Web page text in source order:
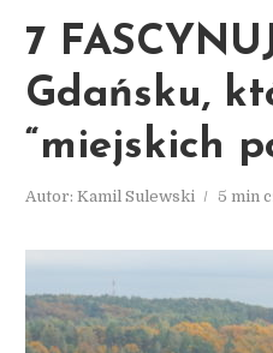
7
Gdańsku,
“miejskich
Autor: Kamil Sulewski 5 min